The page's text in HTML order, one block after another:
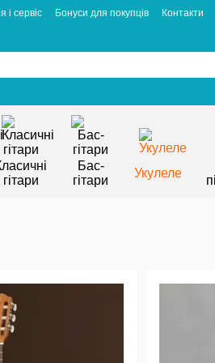
і сервіс Бонуси для покупців Контакти
гітари
Бас-
гітари
Укулеле